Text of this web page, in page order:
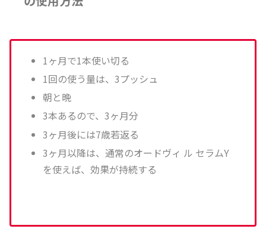
1ヶ月で1本使い切る
1回の使う量は、3プッシュ
朝と晩
3本あるので、3ヶ月分
3ヶ月後には7歳若返る
3ヶ月以降は、通常のオードヴィ ル セラムY
を使えば、効果が持続する